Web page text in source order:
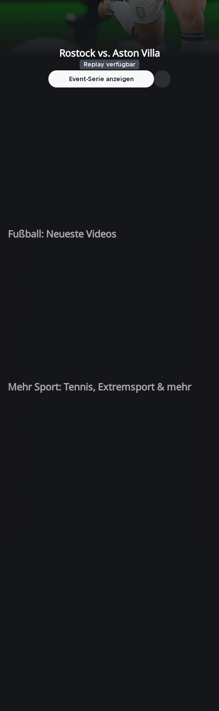
Rostock vs. Aston Villa
Replay verfügbar
Event-Serie anzeigen
Fußball: Neueste Videos
Mehr Sport: Tennis, Extremsport & mehr